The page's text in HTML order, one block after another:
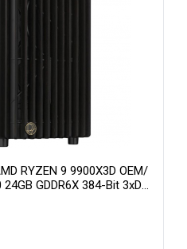
RYZEN 9 9900X3D OEM/
GDDR6X 384-Bit 3xDP